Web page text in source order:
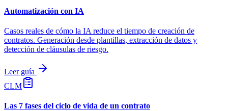
Automatización con IA
Casos reales de cómo la IA reduce el tiempo de creación de
contratos. Generación desde plantillas, extracción de datos y
detección de cláusulas de riesgo.
Leer guía
CLM
Las 7 fases del ciclo de vida de un contrato